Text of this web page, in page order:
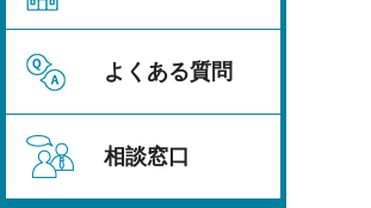
よくある質問
相談窓口